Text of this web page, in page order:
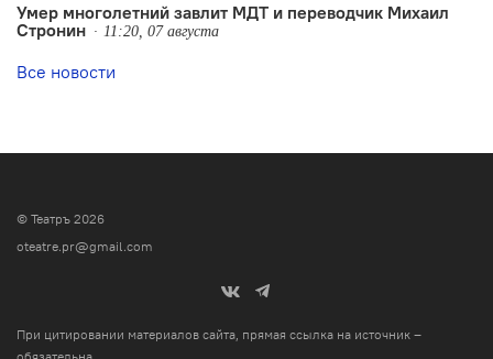
Умер многолетний завлит МДТ и переводчик Михаил
Стронин
11:20, 07 августа
Все новости
© Театръ 2026
oteatre.pr@gmail.com
При цитировании материалов сайта, прямая ссылка на источник –